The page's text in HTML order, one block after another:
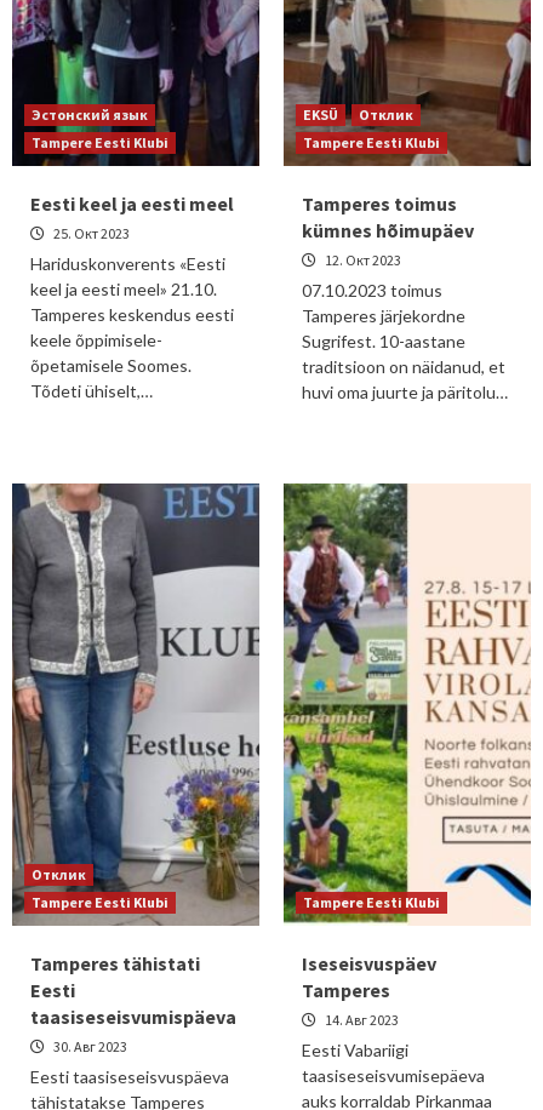
Эстонский язык
Tampere Eesti Klubi
Eesti keel ja eesti meel
25. Окт 2023
Hariduskonverents «Eesti
keel ja eesti meel» 21.10.
Tamperes keskendus eesti
keele õppimisele-
õpetamisele Soomes.
Tõdeti ühiselt,…
EKSÜ
Отклик
Tampere Eesti Klubi
Tamperes toimus
kümnes hõimupäev
12. Окт 2023
07.10.2023 toimus
Tamperes järjekordne
Sugrifest. 10-aastane
traditsioon on näidanud, et
huvi oma juurte ja päritolu…
Отклик
Tampere Eesti Klubi
Tamperes tähistati
Eesti
taasiseseisvumispäeva
30. Авг 2023
Eesti taasiseseisvuspäeva
tähistatakse Tamperes
Tampere Eesti Klubi
Iseseisvuspäev
Tamperes
14. Авг 2023
Eesti Vabariigi
taasiseseisvumisepäeva
auks korraldab Pirkanmaa